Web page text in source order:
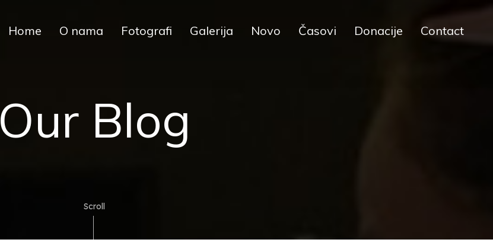
Home O nama Fotografi Galerija Novo Časovi Donacije Contact
Our Blog
Scroll